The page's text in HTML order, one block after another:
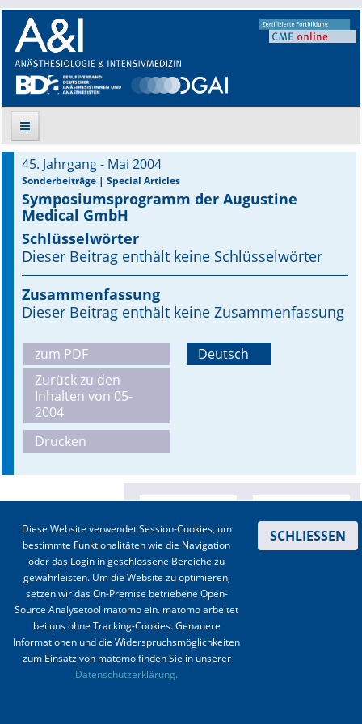
Suche
Aktuelle Ausgabe
Leitlinien
Archiv
Supplements
Supplements OrphanAnesthesia
Online First
A&I English
Autoren-Service
Bestell-Service
Stellenmarkt
Kongresskalender
45. Jahrgang - Mai 2004
Sonderbeiträge | Special Articles
Symposiumsprogramm der Augustine
Medical GmbH
Schlüsselwörter
Dieser Beitrag enthält keine Schlüsselwörter
Zusammenfassung
Dieser Beitrag enthält keine Zusammenfassung
zum PDF
Zurück zu den
Inhalten von 05-
2004
Drucken
Deutsch
Impressum Datenschutz
Diese Website verwendet Session-Cookies, um
bestimmte Funktionalitäten wie die Navigation
oder das Login in geschlossene Bereiche zu
gewährleisten. Um die Website zu optimieren,
setzen wir das On-Premise betriebene Open-
Source Analysetool matomo ein. matomo arbeitet
bei uns ohne Tracking-Cookies. Genauere
Informationen und die Widerspruchsmöglichkeiten
zum Einsatz von matomo finden Sie in unserer
Datenschutzerklärung.
SCHLIESSEN